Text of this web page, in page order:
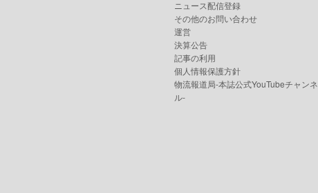
ニュース配信登録
その他のお問い合わせ
運営
決算公告
記事の利用
個人情報保護方針
物流報道局-本誌公式YouTubeチャンネ
ル-